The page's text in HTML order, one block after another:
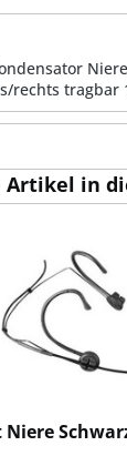
rechts tragbar
Artikel in